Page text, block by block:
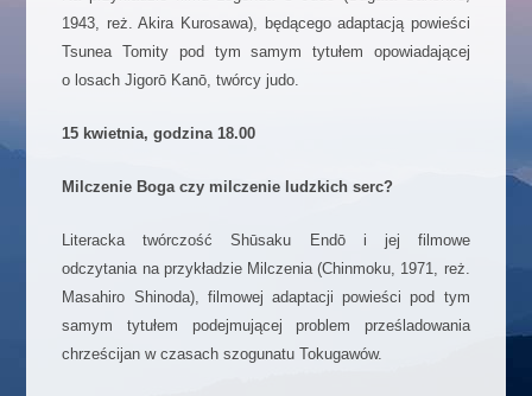
1943, reż. Akira Kurosawa), będącego adaptacją powieści
Tsunea Tomity pod tym samym tytułem opowiadającej
o losach Jigorō Kanō, twórcy judo.
15 kwietnia, godzina 18.00
Milczenie Boga czy milczenie ludzkich serc?
Literacka twórczość Shūsaku Endō i jej filmowe
odczytania na przykładzie Milczenia (Chinmoku, 1971, reż.
Masahiro Shinoda), filmowej adaptacji powieści pod tym
samym tytułem podejmującej problem prześladowania
chrześcijan w czasach szogunatu Tokugawów.